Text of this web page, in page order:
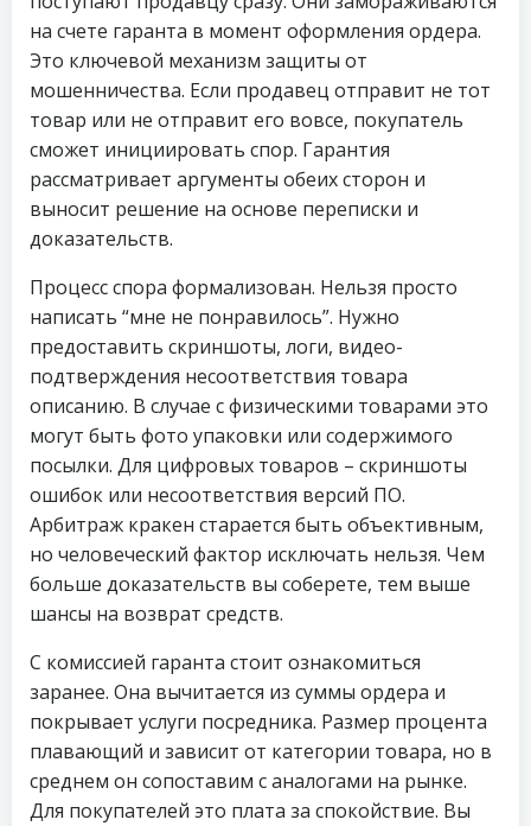
на счете гаранта в момент оформления ордера.
Это ключевой механизм защиты от
мошенничества. Если продавец отправит не тот
товар или не отправит его вовсе, покупатель
сможет инициировать спор. Гарантия
рассматривает аргументы обеих сторон и
выносит решение на основе переписки и
доказательств.
Процесс спора формализован. Нельзя просто
написать “мне не понравилось”. Нужно
предоставить скриншоты, логи, видео-
подтверждения несоответствия товара
описанию. В случае с физическими товарами это
могут быть фото упаковки или содержимого
посылки. Для цифровых товаров – скриншоты
ошибок или несоответствия версий ПО.
Арбитраж кракен старается быть объективным,
но человеческий фактор исключать нельзя. Чем
больше доказательств вы соберете, тем выше
шансы на возврат средств.
С комиссией гаранта стоит ознакомиться
заранее. Она вычитается из суммы ордера и
покрывает услуги посредника. Размер процента
плавающий и зависит от категории товара, но в
среднем он сопоставим с аналогами на рынке.
Для покупателей это плата за спокойствие. Вы